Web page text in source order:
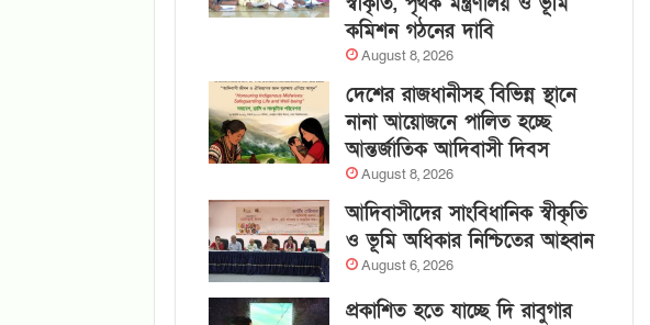
কমিশন গঠনের দাবি
August 8, 2026
দেশের রাজধানীসহ বিভিন্ন স্থানে
নানা আয়োজনে পালিত হচ্ছে
আন্তর্জাতিক আদিবাসী দিবস
August 8, 2026
আদিবাসীদের সাংবিধানিক স্বীকৃতি
ও ভূমি অধিকার নিশ্চিতের আহ্বান
August 6, 2026
প্রকাশিত হতে যাচ্ছে দি রাবুগার